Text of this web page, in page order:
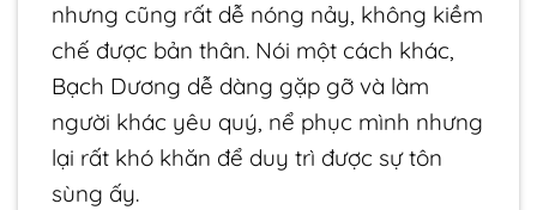
nhưng cũng rất dễ nóng nảy, không kiềm
chế được bản thân. Nói một cách khác,
Bạch Dương dễ dàng gặp gỡ và làm
người khác yêu quý, nể phục mình nhưng
lại rất khó khăn để duy trì được sự tôn
sùng ấy.